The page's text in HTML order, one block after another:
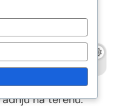
uspjeha na
među igračima
na terenu.